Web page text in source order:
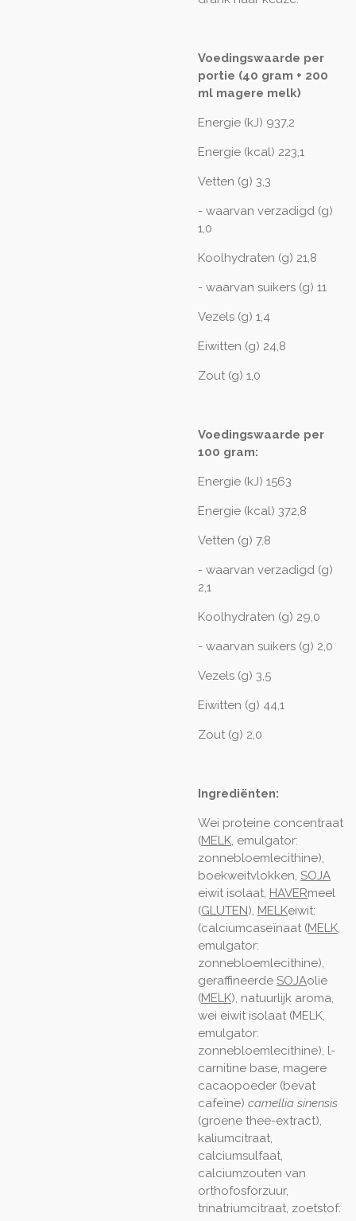
Voedingswaarde per
portie (40 gram + 200
ml magere melk)
Energie (kJ) 937,2
Energie (kcal) 223,1
Vetten (g) 3,3
- waarvan verzadigd (g)
1,0
Koolhydraten (g) 21,8
- waarvan suikers (g) 11
Vezels (g) 1,4
Eiwitten (g) 24,8
Zout (g) 1,0
Voedingswaarde per
100 gram:
Energie (kJ) 1563
Energie (kcal) 372,8
Vetten (g) 7,8
- waarvan verzadigd (g)
2,1
Koolhydraten (g) 29,0
- waarvan suikers (g) 2,0
Vezels (g) 3,5
Eiwitten (g) 44,1
Zout (g) 2,0
Ingrediënten:
Wei proteine concentraat
(MELK, emulgator:
zonnebloemlecithine),
boekweitvlokken, SOJA
eiwit isolaat, HAVERmeel
(GLUTEN), MELKeiwit:
(calciumcaseïnaat (MELK,
emulgator:
zonnebloemlecithine),
geraffineerde SOJAolie
(MELK), natuurlijk aroma,
wei eiwit isolaat (MELK,
emulgator:
zonnebloemlecithine), l-
carnitine base, magere
cacaopoeder (bevat
cafeïne) camellia sinensis
(groene thee-extract),
kaliumcitraat,
calciumsulfaat,
calciumzouten van
orthofosforzuur,
trinatriumcitraat, zoetstof: